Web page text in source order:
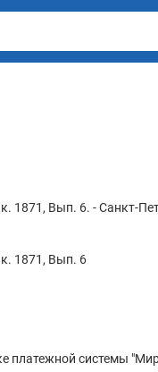
1871, Вып. 6. - Санкт-
1871, Вып. 6
платежной системы